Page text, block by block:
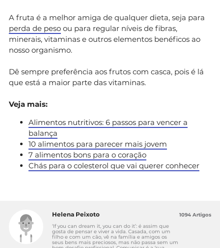
A fruta é a melhor amiga de qualquer dieta, seja para
perda de peso ou para regular níveis de fibras,
minerais, vitaminas e outros elementos benéficos ao
nosso organismo.
Dê sempre preferência aos frutos com casca, pois é lá
que está a maior parte das vitaminas.
Veja mais:
Alimentos nutritivos: 6 passos para vencer a
balança
10 alimentos para parecer mais jovem
7 alimentos bons para o coração
Chás para o colesterol que vai querer conhecer
Helena Peixoto
‘If you can dream it, you can do it’: é assim que
gosta de pensar e viver a vida. Casada, com um
filho e com um cão, vê na família e amigos os
seus bens mais preciosos, mas não passa sem um
1094 Artigos